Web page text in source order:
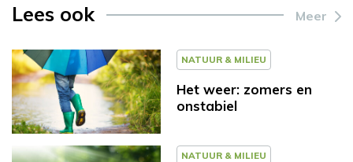
Lees ook Meer
NATUUR & MILIEU
Het weer: zomers en
onstabiel
NATUUR & MILIEU